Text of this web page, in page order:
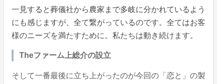
一見すると葬儀社から農家まで多岐に分かれているよう
にも感じますが、全て繋がっているのです。全てはお客
様のニーズを満たすために。私たちは動き続けます。
Theファーム上総介の設立
そして一番最後に立ち上がったのが今回の「恋と」の製